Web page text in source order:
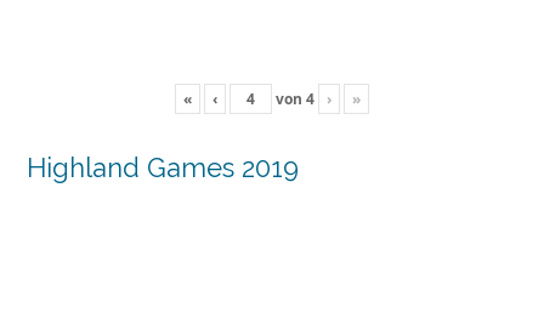
« ‹ von 4 › »
Highland Games 2019